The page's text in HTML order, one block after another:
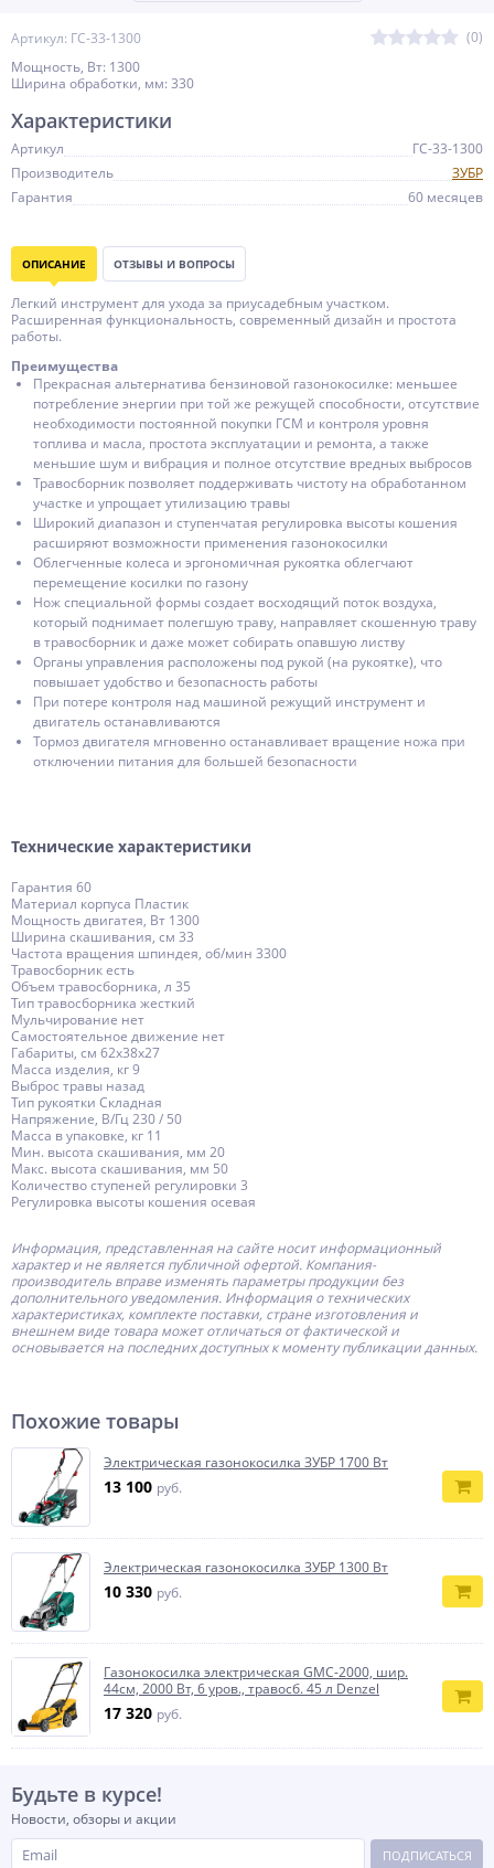
Артикул: ГС-33-1300
(0)
Мощность, Вт: 1300
Ширина обработки, мм: 330
Характеристики
Артикул
ГС-33-1300
Производитель
ЗУБР
Гарантия
60 месяцев
ОПИСАНИЕ ОТЗЫВЫ И ВОПРОСЫ
Легкий инструмент для ухода за приусадебным участком.
Расширенная функциональность, современный дизайн и простота
работы.
Преимущества
Прекрасная альтернатива бензиновой газонокосилке: меньшее
потребление энергии при той же режущей способности, отсутствие
необходимости постоянной покупки ГСМ и контроля уровня
топлива и масла, простота эксплуатации и ремонта, а также
меньшие шум и вибрация и полное отсутствие вредных выбросов
Травосборник позволяет поддерживать чистоту на обработанном
участке и упрощает утилизацию травы
Широкий диапазон и ступенчатая регулировка высоты кошения
расширяют возможности применения газонокосилки
Облегченные колеса и эргономичная рукоятка облегчают
перемещение косилки по газону
Нож специальной формы создает восходящий поток воздуха,
который поднимает полегшую траву, направляет скошенную траву
в травосборник и даже может собирать опавшую листву
Органы управления расположены под рукой (на рукоятке), что
повышает удобство и безопасность работы
При потере контроля над машиной режущий инструмент и
двигатель останавливаются
Тормоз двигателя мгновенно останавливает вращение ножа при
отключении питания для большей безопасности
Технические характеристики
Гарантия 60
Материал корпуса Пластик
Мощность двигатея, Вт 1300
Ширина скашивания, см 33
Частота вращения шпиндея, об/мин 3300
Травосборник есть
Объем травосборника, л 35
Тип травосборника жесткий
Мульчирование нет
Самостоятельное движение нет
Габариты, см 62x38x27
Масса изделия, кг 9
Выброс травы назад
Тип рукоятки Складная
Напряжение, В/Гц 230 / 50
Масса в упаковке, кг 11
Мин. высота скашивания, мм 20
Макс. высота скашивания, мм 50
Количество ступеней регулировки 3
Регулировка высоты кошения осевая
Информация, представленная на сайте носит информационный
характер и не является публичной офертой. Компания-
производитель вправе изменять параметры продукции без
дополнительного уведомления. Информация о технических
характеристиках, комплекте поставки, стране изготовления и
внешнем виде товара может отличаться от фактической и
основывается на последних доступных к моменту публикации данных.
Похожие товары
Электрическая газонокосилка ЗУБР 1700 Вт
13 100 руб.
Электрическая газонокосилка ЗУБР 1300 Вт
10 330 руб.
Газонокосилка электрическая GMC-2000, шир.
44см, 2000 Вт, 6 уров., травосб. 45 л Denzel
17 320 руб.
Будьте в курсе!
Новости, обзоры и акции
ПОДПИСАТЬСЯ